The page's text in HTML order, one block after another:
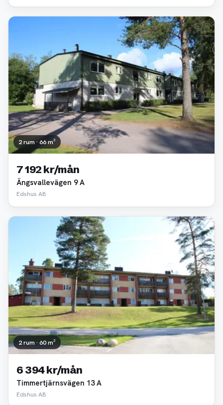
2 rum · 66 m²
7 192 kr/mån
Ängsvallevägen 9 A
Edshus AB
2 rum · 60 m²
6 394 kr/mån
Timmertjärnsvägen 13 A
Edshus AB